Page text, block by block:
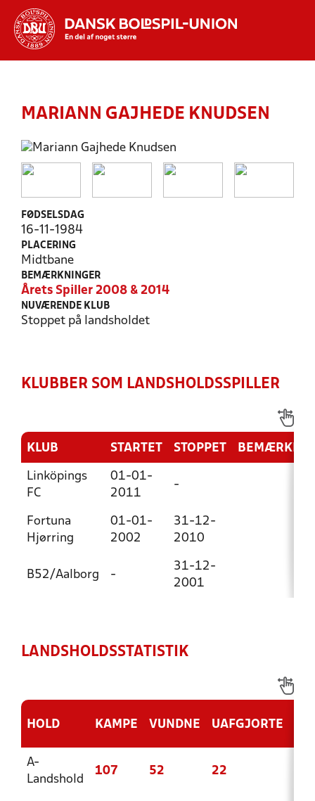
HOLD
MARIANN GAJHEDE KNUDSEN
FØDSELSDAG
16-11-1984
PLACERING
Midtbane
BEMÆRKNINGER
Årets Spiller 2008 & 2014
NUVÆRENDE KLUB
Stoppet på landsholdet
KLUBBER SOM LANDSHOLDSSPILLER
KLUB STARTET STOPPET
Linköpings
FC
01-01-
2011
-
Fortuna
Hjørring
01-01-
2002
31-12-
2010
B52/Aalborg -
31-12-
2001
LANDSHOLDSSTATISTIK
HOLD KAMPE VUNDNE UAFGJORTE
A-
Landshold
107 52 22